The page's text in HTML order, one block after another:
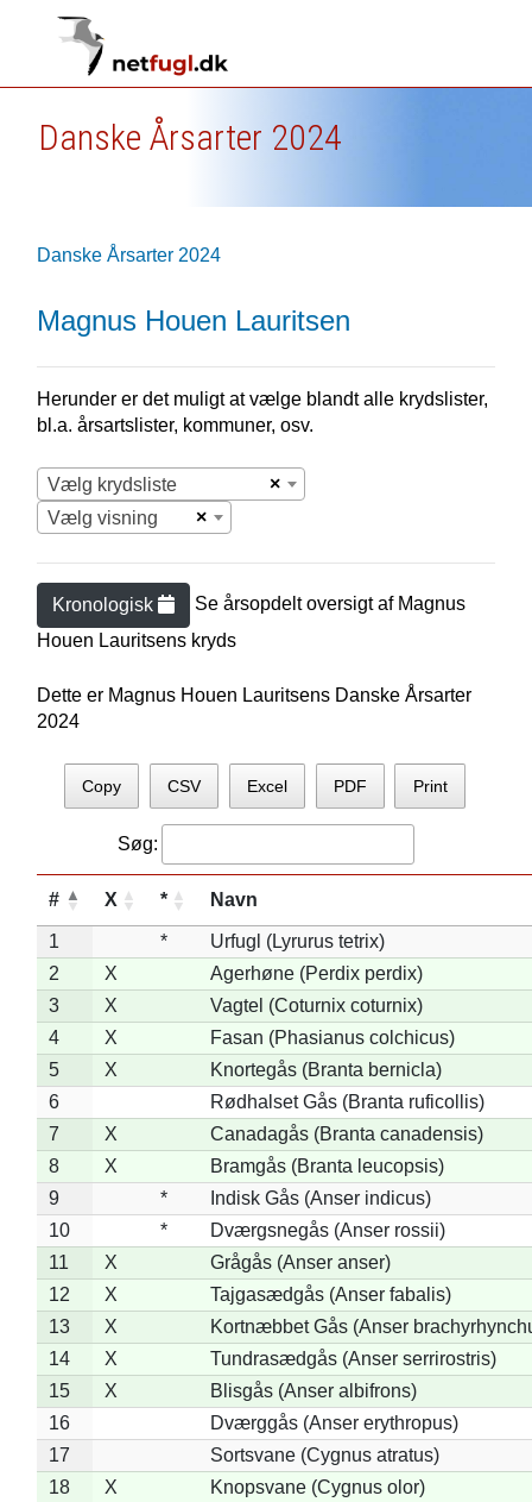
Danske Årsarter 2024
Danske Årsarter 2024
Magnus Houen Lauritsen
Herunder er det muligt at vælge blandt alle krydslister,
bl.a. årsartslister, kommuner, osv.
×
Vælg krydsliste
×
Vælg visning
Kronologisk Se årsopdelt oversigt af Magnus
Houen Lauritsens kryds
Dette er Magnus Houen Lauritsens Danske Årsarter
2024
Copy CSV Excel PDF Print
Søg:
# X * Navn
1 *
Urfugl (Lyrurus tetrix)
2
X
Agerhøne (Perdix perdix)
3
X
Vagtel (Coturnix coturnix)
4
X
Fasan (Phasianus colchicus)
5
X
Knortegås (Branta bernicla)
6
Rødhalset Gås (Branta ruficollis)
7
X
Canadagås (Branta canadensis)
8
X
Bramgås (Branta leucopsis)
9
*
Indisk Gås (Anser indicus)
10
*
Dværgsnegås (Anser rossii)
11
X
Grågås (Anser anser)
12
X
Tajgasædgås (Anser fabalis)
13
X
Kortnæbbet Gås (Anser
14
X
Tundrasædgås (Anser serrirostris)
15
X
Blisgås (Anser albifrons)
16
Dværggås (Anser erythropus)
17
Sortsvane (Cygnus atratus)
18
X
Knopsvane (Cygnus olor)